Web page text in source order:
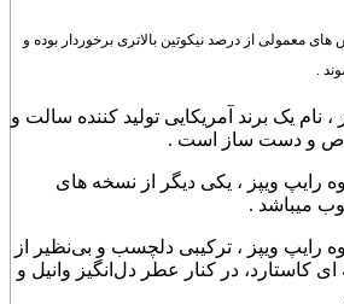
معمولی از درصد نیکوتین بالاتری برخوردار بوده و
.
نام یک برند آمریکایی تولید کننده سالت و
و دست ساز است .
رایپ ویپز ، یکی دیگر از نسخه های
میباشد .
رایپ ویپز ، ترکیبی دلچسب و بی‌نظیر از
ای کاستارد، در کنار عطر دل‌انگیز وانیل و